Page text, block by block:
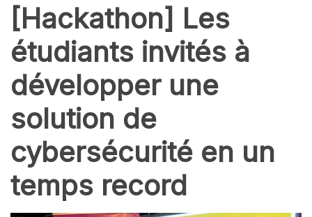
[Hackathon] Les
étudiants invités à
développer une
solution de
cybersécurité en un
temps record